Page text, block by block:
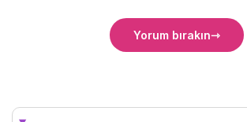
Yorum bırakın